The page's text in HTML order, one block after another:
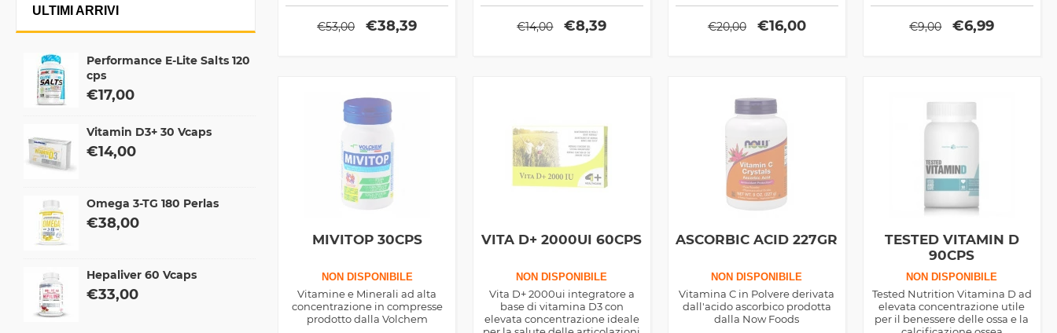
ULTIMI ARRIVI
Performance E-Lite Salts 120
cps
€17,00
Vitamin D3+ 30 Vcaps
€14,00
Omega 3-TG 180 Perlas
€38,00
Hepaliver 60 Vcaps
€33,00
Foods
€53,00 €38,39 €14,00 €8,39 €20,00 €16,00 €9,00 €6,99
MIVITOP 30CPS
NON DISPONIBILE
Vitamine e Minerali ad alta
concentrazione in compresse
prodotto dalla Volchem
VITA D+ 2000UI 60CPS
NON DISPONIBILE
Vita D+ 2000ui integratore a
base di vitamina D3 con
elevata concentrazione ideale
ASCORBIC ACID 227GR
NON DISPONIBILE
Vitamina C in Polvere derivata
dall'acido ascorbico prodotta
dalla Now Foods
TESTED VITAMIN D
90CPS
NON DISPONIBILE
Tested Nutrition Vitamina D ad
elevata concentrazione utile
per il benessere delle ossa e la